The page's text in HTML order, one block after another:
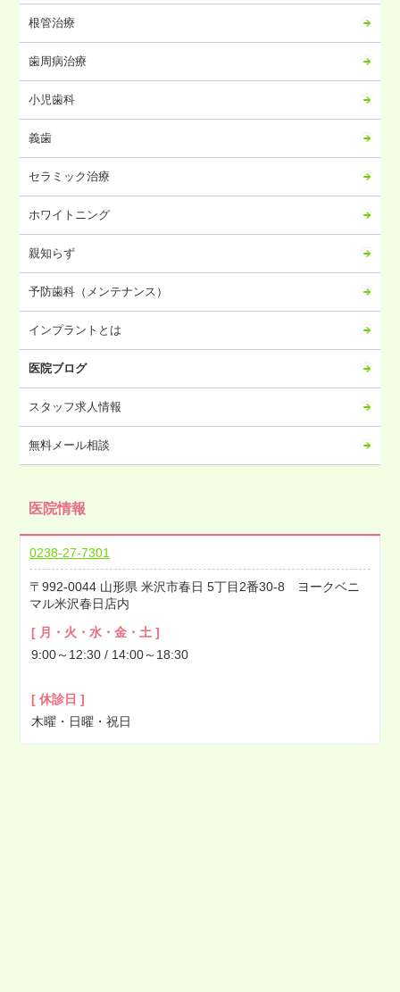
2024年02月
2024年01月
2023年12月
2023年11月
2023年10月
2023年09月
2023年08月
2023年07月
2023年06月
2023年05月
2023年04月
2023年03月
2023年02月
2023年01月
2022年11月
2022年07月
2022年06月
2022年05月
2022年04月
2022年03月
2022年02月
2021年12月
2021年11月
2021年10月
根管治療
歯周病治療
小児歯科
義歯
セラミック治療
ホワイトニング
親知らず
予防歯科（メンテナンス）
インプラントとは
医院ブログ
スタッフ求人情報
無料メール相談
医院情報
0238-27-7301
992-0044 山形県 米沢市春日 5丁目2番30-8 ヨークベニ
マル米沢春日店内
[ 月・火・水・金・土 ]
9:00～12:30 / 14:00～18:30
[ 休診日 ]
木曜・日曜・祝日